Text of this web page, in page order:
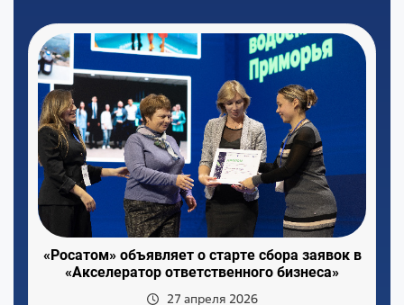
«Росатом» объявляет о старте сбора заявок в
«Акселератор ответственного бизнеса»
27 апреля 2026